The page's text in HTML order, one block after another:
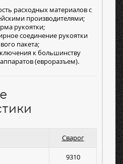
расходных материалов с
производителями;
рукоятки;
соединение рукоятки
пакета;
к большинству
(евроразъем).
Сварог
9310